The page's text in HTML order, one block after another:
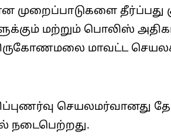
முறைப்பாடுகளை தீர்ப்பது
மற்றும் பொலிஸ்
மாவட்ட
நடைபெற்றது.